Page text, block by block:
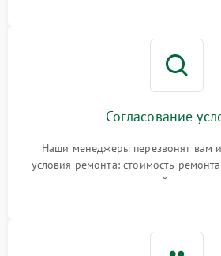
Согласование
Наши менеджеры перезвонят вам
условия ремонта: стоимость
гарантийные